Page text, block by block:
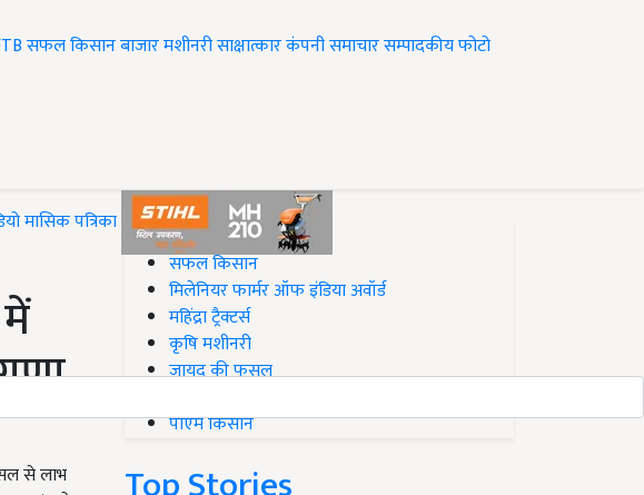
सफल किसानबाजारमशीनरीसाक्षात्कारकंपनी समाचारसम्पादकीयफोटो
मासिक पत्रिका
से लाभ
#Top on Krishi Jagran
सफल किसान
मिलेनियर फार्मर ऑफ इंडिया अवॉर्ड
महिंद्रा ट्रैक्टर्स
कृषि मशीनरी
जायद की फसल
पीएम किसान